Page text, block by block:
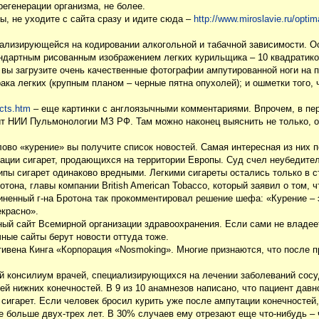
организма, не более.
не уходите с сайта сразу и идите сюда – http://www.miroslavie.ru/
на кодировании алкогольной и табачной зависимости.
рисованным изображением легких курильщика – 10
загрузите очень качественные фотографии ампутированной ноги
легких (крупным планом – черные пятна опухолей); и ошметки
– еще картинки с англоязычными комментариями. Впрочем, в
НИИ Пульмонологии МЗ РФ. Там можно наконец выяснить не только,
«курение» вы получите список новостей. Самая интересная из
сигарет, продающихся на территории Европы. Суд счел
сигарет одинаково вредными. Легкими сигареты остались только в
главы компании British American Tobacco, который заявил о том,
г-на Бротона так прокомментировал решение шефа: «Курение
сайт Всемирной организации здравоохранения. Если сами не
сайты берут новости оттуда тоже.
Кинга «Корпорация «Nosmoking». Многие признаются, что после
врачей, специализирующихся на лечении заболеваний
нижних конечностей. В 9 из 10 анамнезов написано, что пациент
Если человек бросил курить уже после ампутации
больше двух-трех лет. В 30% случаев ему отрезают еще что-нибудь –